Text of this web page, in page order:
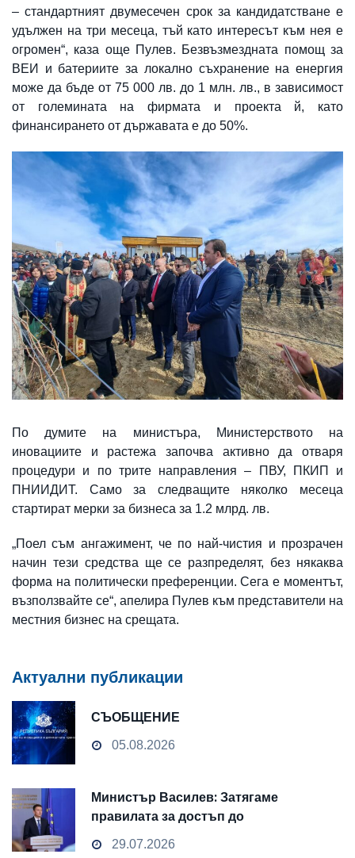
– стандартният двумесечен срок за кандидатстване е
удължен на три месеца, тъй като интересът към нея е
огромен“, каза още Пулев. Безвъзмездната помощ за
ВЕИ и батериите за локално съхранение на енергия
може да бъде от 75 000 лв. до 1 млн. лв., в зависимост
от големината на фирмата и проекта й, като
финансирането от държавата е до 50%.
По думите на министъра, Министерството на
иновациите и растежа започва активно да отваря
процедури и по трите направления – ПВУ, ПКИП и
ПНИИДИТ. Само за следващите няколко месеца
стартират мерки за бизнеса за 1.2 млрд. лв.
„Поел съм ангажимент, че по най-чистия и прозрачен
начин тези средства ще се разпределят, без някаква
форма на политически преференции. Сега е моментът,
възползвайте се“, апелира Пулев към представители на
местния бизнес на срещата.
Актуални публикации
СЪОБЩЕНИЕ
05.08.2026
Министър Василев: Затягаме
правилата за достъп до
чувствителни данни
29.07.2026